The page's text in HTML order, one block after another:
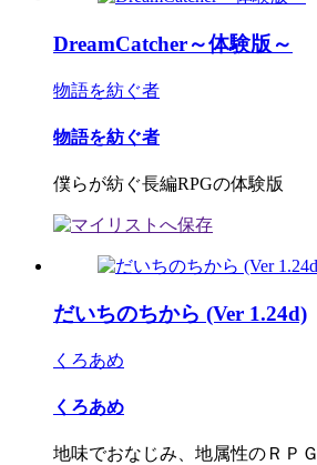
DreamCatcher～体験版～
物語を紡ぐ者
物語を紡ぐ者
僕らが紡ぐ長編RPGの体験版
だいちのちから (Ver 1.24d)
くろあめ
くろあめ
地味でおなじみ、地属性のＲＰＧ